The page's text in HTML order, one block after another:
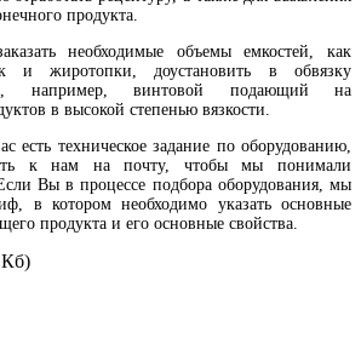
продукта.
необходимые объемы емкостей, как
и жиротопки, доустановить в обвязку
например, винтовой подающий на
в высокой степенью вязкости.
есть техническое задание по оборудованию,
к нам на почту, чтобы мы понимали
Вы в процессе подбора оборудования, мы
в котором необходимо указать основные
продукта и его основные свойства.